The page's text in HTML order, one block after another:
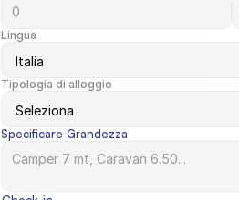
Lingua
Tipologia di alloggio
Specificare Grandezza